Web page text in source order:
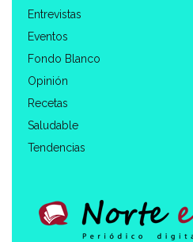
Entrevistas
Eventos
Fondo Blanco
Opinión
Recetas
Saludable
Tendencias